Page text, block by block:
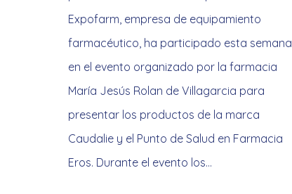
Expofarm, empresa de equipamiento
farmacéutico, ha participado esta semana
en el evento organizado por la farmacia
María Jesús Rolan de Villagarcia para
presentar los productos de la marca
Caudalie y el Punto de Salud en Farmacia
Eros. Durante el evento los…